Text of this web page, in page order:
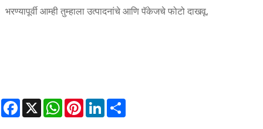
भरण्यापूर्वी आम्ही तुम्हाला उत्पादनांचे आणि पॅकेजचे फोटो दाखवू.
Facebook
X WhatsAppPinterestLinkedIn